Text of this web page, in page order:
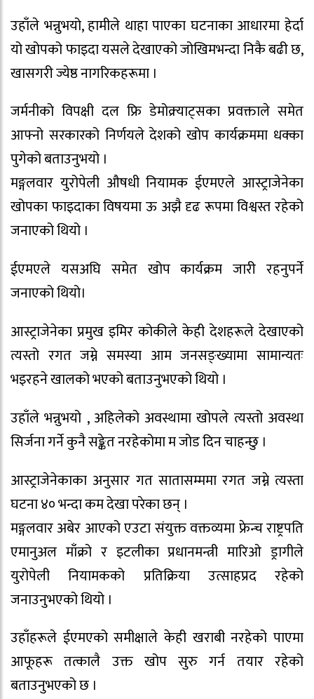
उहाँले भन्नुभयो, हामीले थाहा पाएका घटनाका आधारमा हेर्दा
यो खोपको फाइदा यसले देखाएको जोखिमभन्दा निकै बढी छ,
खासगरी ज्येष्ठ नागरिकहरूमा ।
जर्मनीको विपक्षी दल फ्रि डेमोक्र्याट्सका प्रवक्ताले समेत
आफ्नो सरकारको निर्णयले देशको खोप कार्यक्रममा धक्का
पुगेको बताउनुभयो ।
मङ्गलवार युरोपेली औषधी नियामक ईएमएले आस्ट्राजेनेका
खोपका फाइदाका विषयमा ऊ अझै दृढ रूपमा विश्वस्त रहेको
जनाएको थियो ।
ईएमएले यसअघि समेत खोप कार्यक्रम जारी रहनुपर्ने
जनाएको थियो।
आस्ट्राजेनेका प्रमुख इमिर कोकीले केही देशहरूले देखाएको
त्यस्तो रगत जम्ने समस्या आम जनसङ्ख्यामा सामान्यतः
भइरहने खालको भएको बताउनुभएको थियो ।
उहाँले भन्नुभयो , अहिलेको अवस्थामा खोपले त्यस्तो अवस्था
सिर्जना गर्ने कुनै सङ्केत नरहेकोमा म जोड दिन चाहन्छु ।
आस्ट्राजेनेकाका अनुसार गत सातासम्ममा रगत जम्ने त्यस्ता
घटना ४० भन्दा कम देखा परेका छन् ।
मङ्गलवार अबेर आएको एउटा संयुक्त वक्तव्यमा फ्रेन्च राष्ट्रपति
एमानुअल माँक्रो र इटलीका प्रधानमन्त्री मारिओ ड्रागीले
युरोपेली नियामकको प्रतिक्रिया उत्साहप्रद रहेको
जनाउनुभएको थियो ।
उहाँहरूले ईएमएको समीक्षाले केही खराबी नरहेको पाएमा
आफूहरू तत्कालै उक्त खोप सुरु गर्न तयार रहेको
बताउनुभएको छ ।